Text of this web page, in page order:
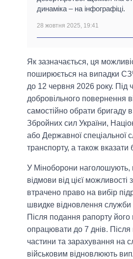
динаміка – на інфографіці.
28 жовтня 2025, 19:41
Як зазначається, ця
поширюється на випадки
до 12 червня 2026 року. Під
добровільного повернення
самостійно обрати бригаду
Збройних сил України,
або Державної спеціальної
транспорту, а також вказати
У Міноборони наголошують,
відмови від цієї можливості
втрачено право на вибір
швидке відновлення служби
Після подання рапорту
опрацювати до 7 днів. Після
частини та зарахування на
військовим відновлюють